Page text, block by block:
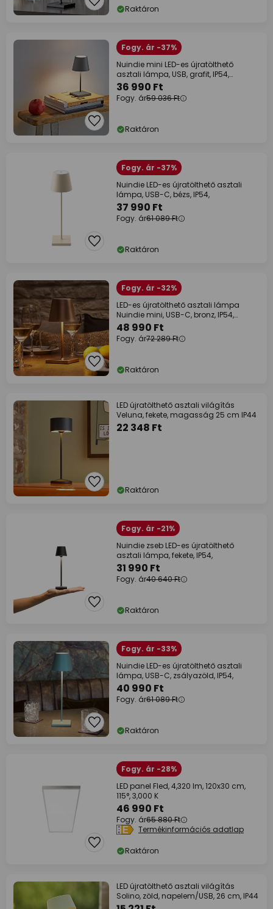
Raktáron
Fogy. ár -37%
Nuindie mini LED-es újratölthető
asztali lámpa, USB, grafit, IP54,
dimmelhető
36 990 Ft
Fogy. ár59 036 Ft
Raktáron
Fogy. ár -37%
Nuindie LED-es újratölthető asztali
lámpa, USB-C, bézs, IP54,
37 990 Ft
Fogy. ár61 089 Ft
Raktáron
Fogy. ár -32%
LED-es újratölthető asztali lámpa
Nuindie mini, USB-C, bronz, IP54,
dimm.
48 990 Ft
Fogy. ár72 289 Ft
Raktáron
LED újratölthető asztali világítás
Veluna, fekete, magasság 25 cm IP44
22 348 Ft
Raktáron
Fogy. ár -21%
Nuindie zseb LED-es újratölthető
asztali lámpa, fekete, IP54,
31 990 Ft
Fogy. ár40 640 Ft
Raktáron
Fogy. ár -33%
Nuindie LED-es újratölthető asztali
lámpa, USB-C, zsályazöld, IP54,
40 990 Ft
Fogy. ár61 089 Ft
Raktáron
Fogy. ár -28%
LED panel Fled, 4,320 lm, 120x30 cm,
115°, 3,000 K
46 990 Ft
Fogy. ár65 880 Ft
Termékinformációs adatlap
Raktáron
LED újratölthető asztali világítás
Solino, zöld, napelem/USB, 26 cm, IP44